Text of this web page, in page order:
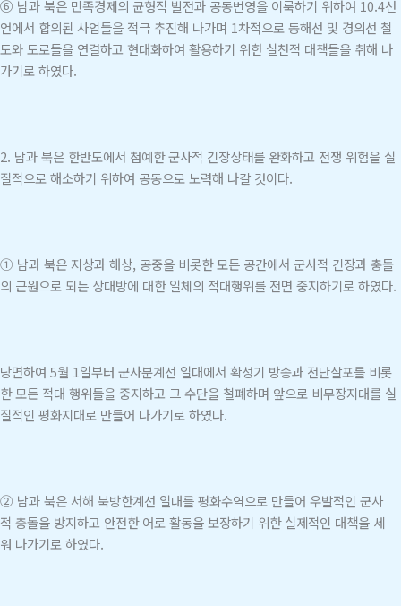
⑥ 남과 북은 민족경제의 균형적 발전과 공동번영을 이룩하기 위하여 10.4선
언에서 합의된 사업들을 적극 추진해 나가며 1차적으로 동해선 및 경의선 철
도와 도로들을 연결하고 현대화하여 활용하기 위한 실천적 대책들을 취해 나
가기로 하였다.
2. 남과 북은 한반도에서 첨예한 군사적 긴장상태를 완화하고 전쟁 위험을 실
질적으로 해소하기 위하여 공동으로 노력해 나갈 것이다.
① 남과 북은 지상과 해상, 공중을 비롯한 모든 공간에서 군사적 긴장과 충돌
의 근원으로 되는 상대방에 대한 일체의 적대행위를 전면 중지하기로 하였다.
당면하여 5월 1일부터 군사분계선 일대에서 확성기 방송과 전단살포를 비롯
한 모든 적대 행위들을 중지하고 그 수단을 철폐하며 앞으로 비무장지대를 실
질적인 평화지대로 만들어 나가기로 하였다.
② 남과 북은 서해 북방한계선 일대를 평화수역으로 만들어 우발적인 군사
적 충돌을 방지하고 안전한 어로 활동을 보장하기 위한 실제적인 대책을 세
워 나가기로 하였다.